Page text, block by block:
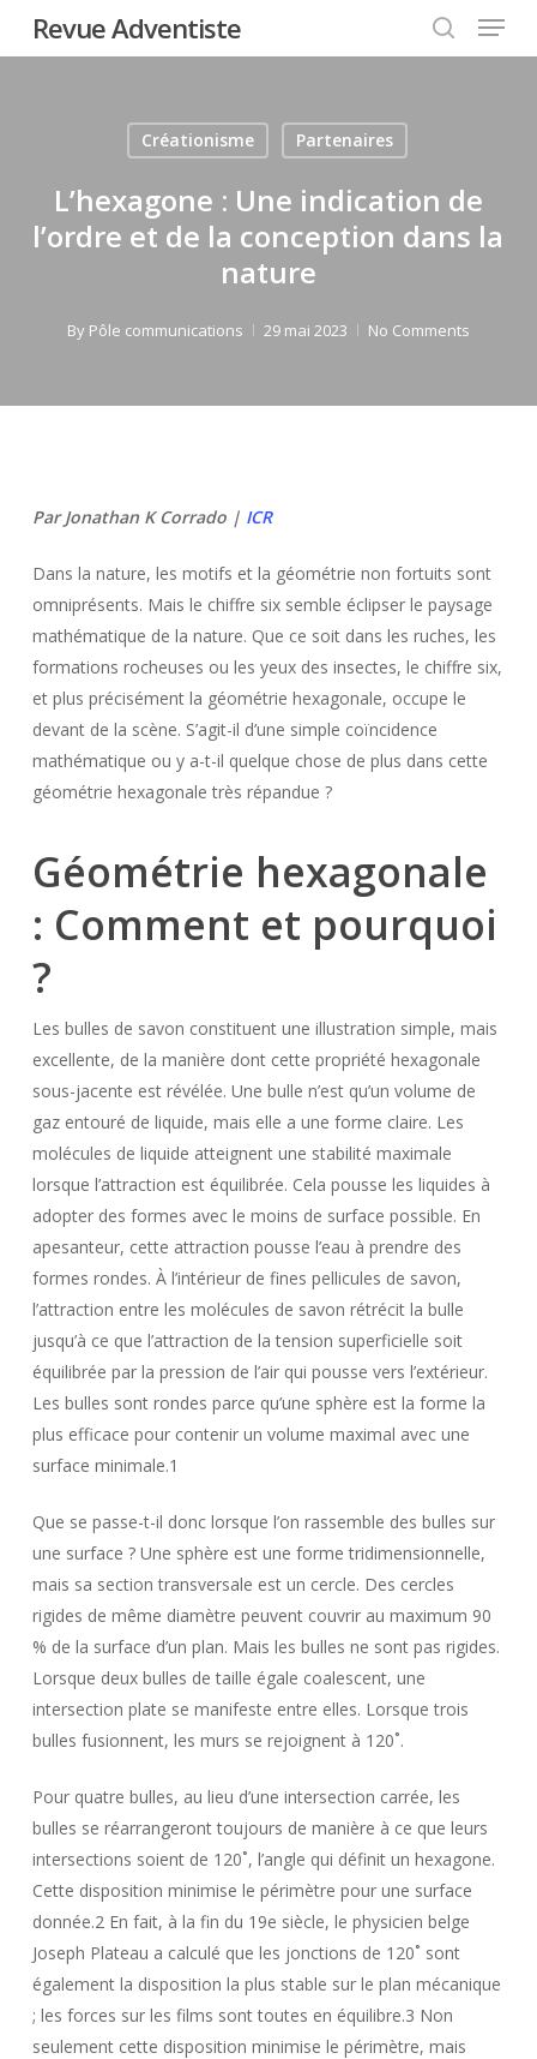
Revue Adventiste
search
Menu
Créationisme Partenaires
L’hexagone : Une indication de
l’ordre et de la conception dans la
nature
By Pôle communications 29 mai 2023 No Comments
Par Jonathan K Corrado | ICR
Dans la nature, les motifs et la géométrie non fortuits sont
omniprésents. Mais le chiffre six semble éclipser le paysage
mathématique de la nature. Que ce soit dans les ruches, les
formations rocheuses ou les yeux des insectes, le chiffre six,
et plus précisément la géométrie hexagonale, occupe le
devant de la scène. S’agit-il d’une simple coïncidence
mathématique ou y a-t-il quelque chose de plus dans cette
géométrie hexagonale très répandue ?
Géométrie hexagonale
: Comment et pourquoi
?
Les bulles de savon constituent une illustration simple, mais
excellente, de la manière dont cette propriété hexagonale
sous-jacente est révélée. Une bulle n’est qu’un volume de
gaz entouré de liquide, mais elle a une forme claire. Les
molécules de liquide atteignent une stabilité maximale
lorsque l’attraction est équilibrée. Cela pousse les liquides à
adopter des formes avec le moins de surface possible. En
apesanteur, cette attraction pousse l’eau à prendre des
formes rondes. À l’intérieur de fines pellicules de savon,
l’attraction entre les molécules de savon rétrécit la bulle
jusqu’à ce que l’attraction de la tension superficielle soit
équilibrée par la pression de l’air qui pousse vers l’extérieur.
Les bulles sont rondes parce qu’une sphère est la forme la
plus efficace pour contenir un volume maximal avec une
surface minimale.1
Que se passe-t-il donc lorsque l’on rassemble des bulles sur
une surface ? Une sphère est une forme tridimensionnelle,
mais sa section transversale est un cercle. Des cercles
rigides de même diamètre peuvent couvrir au maximum 90
% de la surface d’un plan. Mais les bulles ne sont pas rigides.
Lorsque deux bulles de taille égale coalescent, une
intersection plate se manifeste entre elles. Lorsque trois
bulles fusionnent, les murs se rejoignent à 120˚.
Pour quatre bulles, au lieu d’une intersection carrée, les
bulles se réarrangeront toujours de manière à ce que leurs
intersections soient de 120˚, l’angle qui définit un hexagone.
Cette disposition minimise le périmètre pour une surface
donnée.2 En fait, à la fin du 19e siècle, le physicien belge
Joseph Plateau a calculé que les jonctions de 120˚ sont
également la disposition la plus stable sur le plan mécanique
; les forces sur les films sont toutes en équilibre.3 Non
seulement cette disposition minimise le périmètre, mais